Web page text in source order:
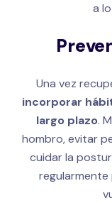
a
Una vez
incorporar
largo plazo.
hombro, evitar
cuidar la
regularmente